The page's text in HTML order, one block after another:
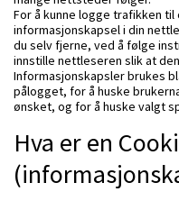
For å kunne logge trafikken
informasjonskapsel i din
du selv fjerne, ved å følge
innstille nettleseren slik at
Informasjonskapsler brukes
pålogget, for å huske
ønsket, og for å huske valgt
Hva er en